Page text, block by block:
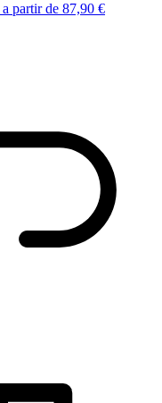
a partir de 87,90 €